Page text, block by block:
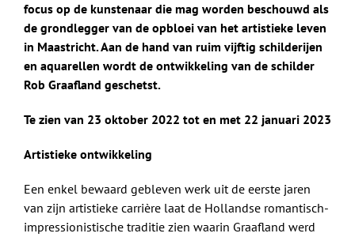
focus op de kunstenaar die mag worden beschouwd als
de grondlegger van de opbloei van het artistieke leven
in Maastricht. Aan de hand van ruim vijftig schilderijen
en aquarellen wordt de ontwikkeling van de schilder
Rob Graafland geschetst.
Te zien van 23 oktober 2022 tot en met 22 januari 2023
Artistieke ontwikkeling
Een enkel bewaard gebleven werk uit de eerste jaren
van zijn artistieke carrière laat de Hollandse romantisch-
impressionistische traditie zien waarin Graafland werd